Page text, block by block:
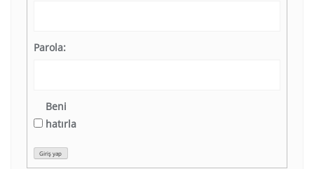
Parola:
Beni
hatırla
Giriş yap